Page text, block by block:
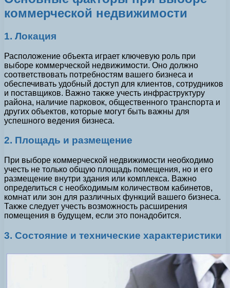
коммерческой недвижимости
1. Локация
Расположение объекта играет ключевую роль при
выборе коммерческой недвижимости. Оно должно
соответствовать потребностям вашего бизнеса и
обеспечивать удобный доступ для клиентов, сотрудников
и поставщиков. Важно также учесть инфраструктуру
района, наличие парковок, общественного транспорта и
других объектов, которые могут быть важны для
успешного ведения бизнеса.
2. Площадь и размещение
При выборе коммерческой недвижимости необходимо
учесть не только общую площадь помещения, но и его
размещение внутри здания или комплекса. Важно
определиться с необходимым количеством кабинетов,
комнат или зон для различных функций вашего бизнеса.
Также следует учесть возможность расширения
помещения в будущем, если это понадобится.
3. Состояние и технические характеристики